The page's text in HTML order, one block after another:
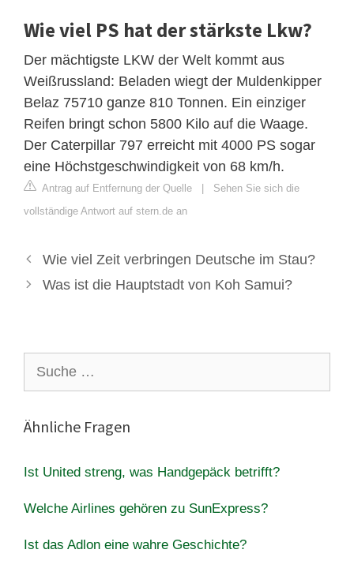
Wie viel PS hat der stärkste Lkw?
Der mächtigste LKW der Welt kommt aus
Weißrussland: Beladen wiegt der Muldenkipper
Belaz 75710 ganze 810 Tonnen. Ein einziger
Reifen bringt schon 5800 Kilo auf die Waage.
Der Caterpillar 797 erreicht mit 4000 PS sogar
eine Höchstgeschwindigkeit von 68 km/h.
Antrag auf Entfernung der Quelle | Sehen Sie sich die
vollständige Antwort auf stern.de an
Wie viel Zeit verbringen Deutsche im Stau?
Was ist die Hauptstadt von Koh Samui?
nach:
Ähnliche Fragen
Ist United streng, was Handgepäck betrifft?
Welche Airlines gehören zu SunExpress?
Ist das Adlon eine wahre Geschichte?